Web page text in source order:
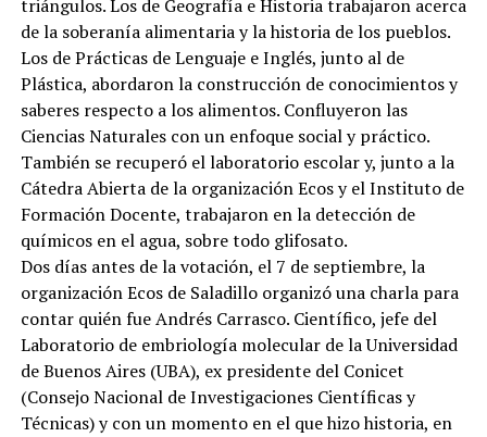
triángulos. Los de Geografía e Historia trabajaron acerca
de la soberanía alimentaria y la historia de los pueblos.
Los de Prácticas de Lenguaje e Inglés, junto al de
Plástica, abordaron la construcción de conocimientos y
saberes respecto a los alimentos. Confluyeron las
Ciencias Naturales con un enfoque social y práctico.
También se recuperó el laboratorio escolar y, junto a la
Cátedra Abierta de la organización Ecos y el Instituto de
Formación Docente, trabajaron en la detección de
químicos en el agua, sobre todo glifosato.
Dos días antes de la votación, el 7 de septiembre, la
organización Ecos de Saladillo organizó una charla para
contar quién fue Andrés Carrasco. Científico, jefe del
Laboratorio de embriología molecular de la Universidad
de Buenos Aires (UBA), ex presidente del Conicet
(Consejo Nacional de Investigaciones Científicas y
Técnicas) y con un momento en el que hizo historia, en